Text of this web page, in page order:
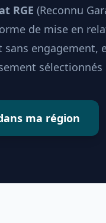
RGE (Reconnu
de mise en
engagement,
sélectionnés
ma région